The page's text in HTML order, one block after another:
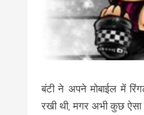
बंटी ने अपने मोबाईल में
रखी थी, मगर अभी कुछ